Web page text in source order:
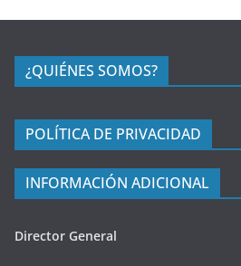
¿QUIÉNES SOMOS?
POLÍTICA DE PRIVACIDAD
INFORMACIÓN ADICIONAL
Director General